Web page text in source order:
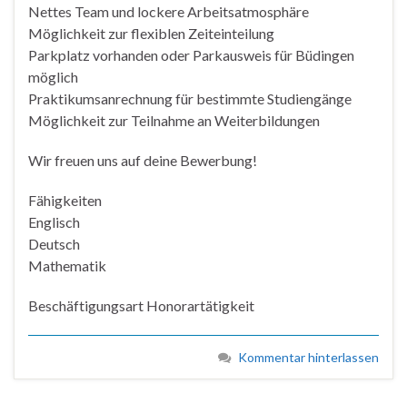
Nettes Team und lockere Arbeitsatmosphäre
Möglichkeit zur flexiblen Zeiteinteilung
Parkplatz vorhanden oder Parkausweis für Büdingen
möglich
Praktikumsanrechnung für bestimmte Studiengänge
Möglichkeit zur Teilnahme an Weiterbildungen
Wir freuen uns auf deine Bewerbung!
Fähigkeiten
Englisch
Deutsch
Mathematik
Beschäftigungsart Honorartätigkeit
Kommentar hinterlassen